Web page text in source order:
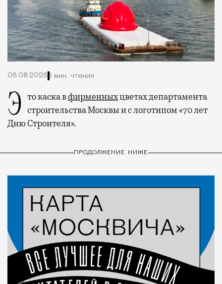
06.08.2026 1 мин. чтения
Это каска вфирменныхцветах департамента
строительства Москвы и с логотипом «70 лет
Дню Строителя».
ПРОДОЛЖЕНИЕ НИЖЕ